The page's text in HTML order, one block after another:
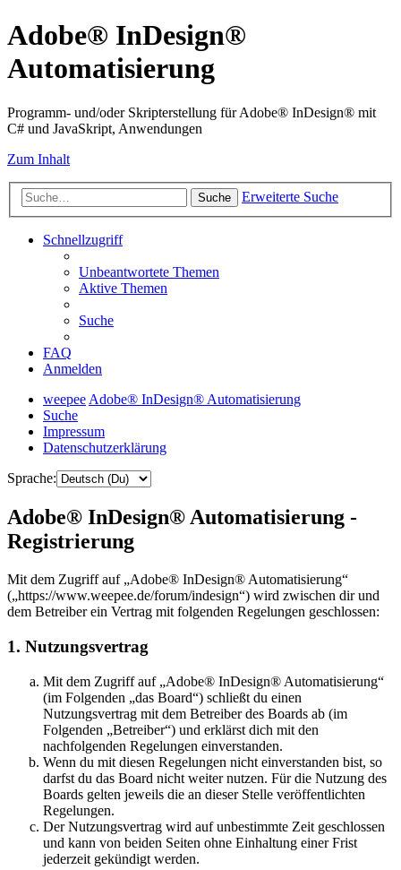
Adobe® InDesign®
Automatisierung
Programm- und/oder Skripterstellung für Adobe® InDesign® mit
C# und JavaSkript, Anwendungen
Zum Inhalt
Suche Erweiterte Suche
Schnellzugriff
Unbeantwortete Themen
Aktive Themen
Suche
FAQ
Anmelden
weepeeAdobe® InDesign® Automatisierung
Suche
Impressum
Datenschutzerklärung
Sprache:
Adobe® InDesign® Automatisierung -
Registrierung
Mit dem Zugriff auf „Adobe® InDesign® Automatisierung“
(„https://www.weepee.de/forum/indesign“) wird zwischen dir und
dem Betreiber ein Vertrag mit folgenden Regelungen geschlossen:
1. Nutzungsvertrag
Mit dem Zugriff auf „Adobe® InDesign® Automatisierung“
(im Folgenden „das Board“) schließt du einen
Nutzungsvertrag mit dem Betreiber des Boards ab (im
Folgenden „Betreiber“) und erklärst dich mit den
nachfolgenden Regelungen einverstanden.
Wenn du mit diesen Regelungen nicht einverstanden bist, so
darfst du das Board nicht weiter nutzen. Für die Nutzung des
Boards gelten jeweils die an dieser Stelle veröffentlichten
Regelungen.
Der Nutzungsvertrag wird auf unbestimmte Zeit geschlossen
und kann von beiden Seiten ohne Einhaltung einer Frist
jederzeit gekündigt werden.